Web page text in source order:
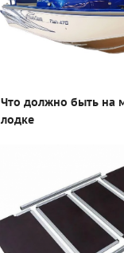
Что должно быть на
лодке